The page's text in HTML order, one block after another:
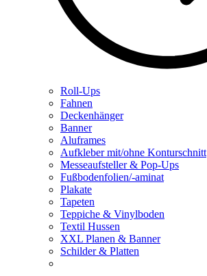
Roll-Ups
Fahnen
Deckenhänger
Banner
Aluframes
Aufkleber mit/ohne Konturschnitt
Messeaufsteller & Pop-Ups
Fußbodenfolien/-aminat
Plakate
Tapeten
Teppiche & Vinylboden
Textil Hussen
XXL Planen & Banner
Schilder & Platten